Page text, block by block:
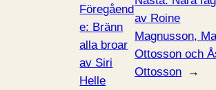
Föregåend
e: Bränn
alla broar
av Siri
Helle
av Roine
Magnusson,
Ottosson och
Ottosson
→